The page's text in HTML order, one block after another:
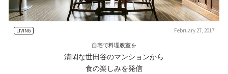
LIVING February 27, 2017
自宅で料理教室を
清閑な世田谷のマンションから
食の楽しみを発信